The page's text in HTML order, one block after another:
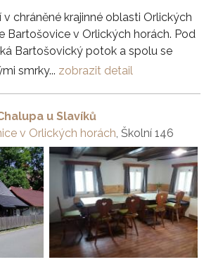
v chráněné krajinné oblasti Orlických
Bartošovice v Orlických horách. Pod
Bartošovický potok a spolu se
smrky... zobrazit detail
u Slavíků
v Orlických horách , Školní 146